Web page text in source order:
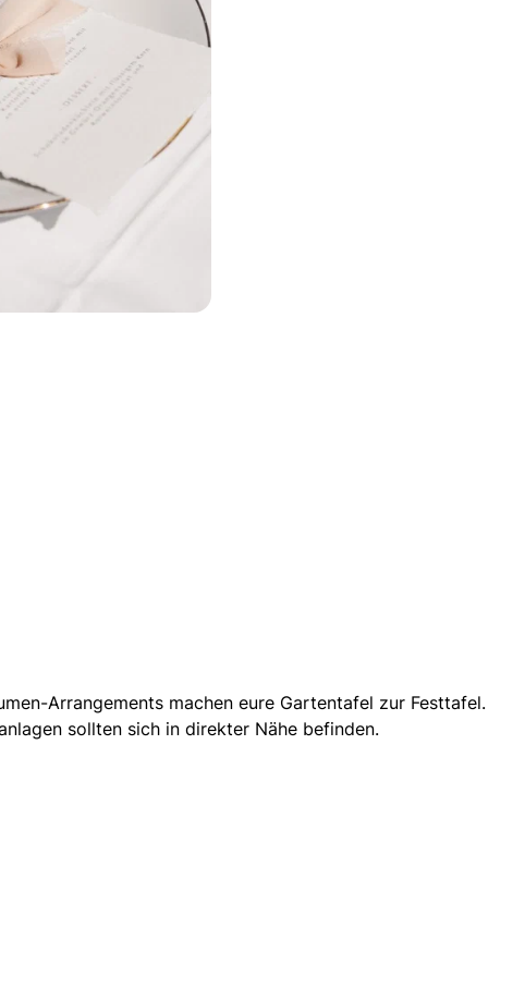
Arrangements machen eure Gartentafel zur Festtafel.
sollten sich in direkter Nähe befinden.